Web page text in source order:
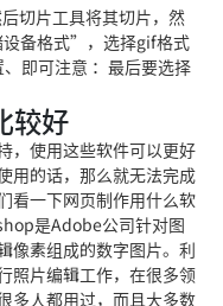
切片工具将其切片，然
备格式”，选择gif格式
即可注意 ：最后要选择
较好
，使用这些软件可以更好
用的话，那么就无法完成
看一下网页制作用什么软
是Adobe公司针对图
像素组成的数字图片。利
照片编辑工作，在很多领
多人都用过，而且大多数